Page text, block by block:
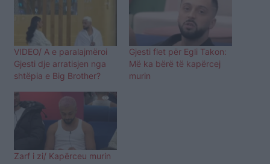
VIDEO/ A e paralajmëroi
Gjesti dje arratisjen nga
shtëpia e Big Brother?
Gjesti flet për Egli Takon:
Më ka bërë të kapërcej
murin
Zarf i zi/ Kapërceu murin